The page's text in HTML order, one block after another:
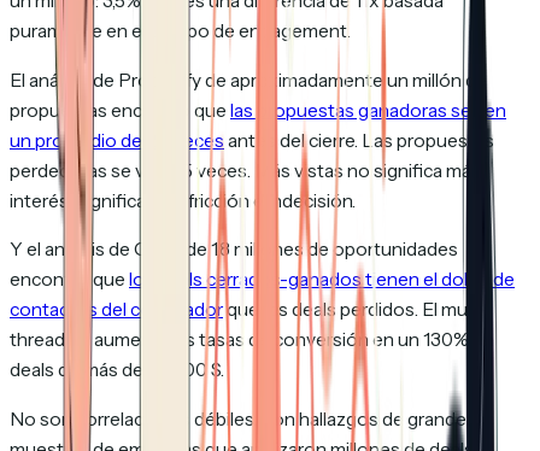
puramente en el tiempo de engagement.
El análisis de Proposify de aproximadamente un millón de
propuestas encontró que las propuestas ganadoras se ven
un promedio de 2,5 veces antes del cierre. Las propuestas
perdedoras se ven 3,5 veces. Más vistas no significa más
interés. Significa más fricción e indecisión.
Y el análisis de Gong de 1,8 millones de oportunidades
encontró que los deals cerrados-ganados tienen el doble de
contactos del compradorque los deals perdidos. El multi-
threading aumenta las tasas de conversión en un 130% en
deals de más de 50.000 $.
No son correlaciones débiles. Son hallazgos de grandes